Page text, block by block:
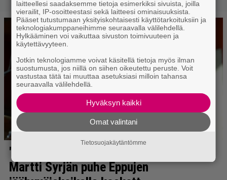
laitteellesi saadaksemme tietoja esimerkiksi sivuista, joilla
vierailit, IP-osoitteestasi sekä laitteesi ominaisuuksista.
Pääset tutustumaan yksityiskohtaisesti käyttötarkoituksiin ja
teknologiakumppaneihimme seuraavalla välilehdellä.
Hylkääminen voi vaikuttaa sivuston toimivuuteen ja
käytettävyyteen.
Jotkin teknologiamme voivat käsitellä tietoja myös ilman
suostumusta, jos niillä on siihen oikeutettu peruste. Voit
vastustaa tätä tai muuttaa asetuksiasi milloin tahansa
seuraavalla välilehdellä.
Hyväksyn kaikki
Omat valintani
Tietosuojakäytäntömme